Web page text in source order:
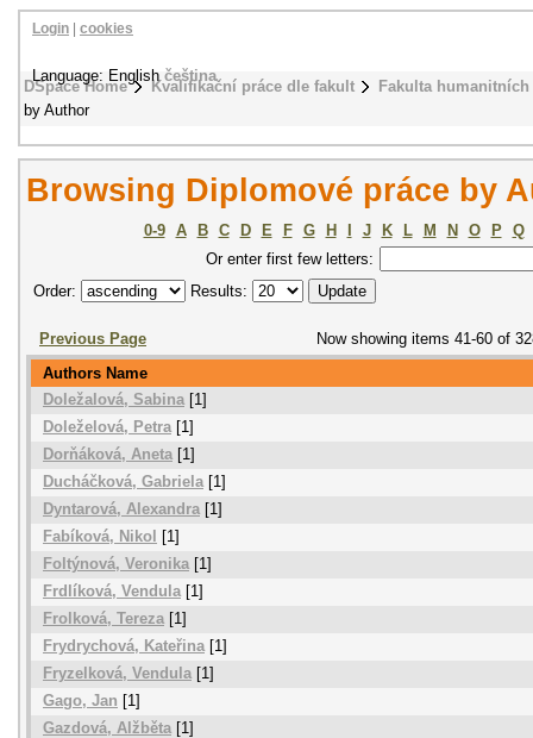
DSpace Home Kvalifikační práce dle fakult
Fakulta
by Author
Login cookies
Language: Englishčeština
Browsing Diplomové práce by
0-9 A B C D E F G H J K L M N O P
Q
Or enter first few letters:
Order:
Results:
Previous Page
Now showing items 41-60 of
Authors Name
Doležalová, Sabina [1]
Doleželová, Petra[1]
Dorňáková, Aneta [1]
Ducháčková, Gabriela[1]
Dyntarová, Alexandra [1]
Fabíková, Nikol
[1]
Foltýnová, Veronika [1]
Frdlíková, Vendula[1]
Frolková, Tereza [1]
Frydrychová, Kateřina[1]
Fryzelková, Vendula [1]
Gago, Jan [1]
Gazdová, Alžběta [1]